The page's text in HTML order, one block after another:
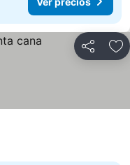
Compartir